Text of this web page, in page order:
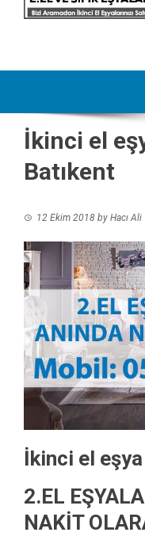
İkinci el
Batıkent
12 Ekim 2018 by Hacı Ali
İkinci el
2.EL
NAKİT